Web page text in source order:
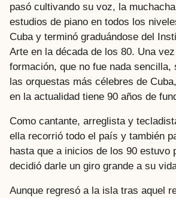
pasó cultivando su voz, la
estudios de piano en todos los
Cuba y terminó graduándose del
Arte en la década de los 80. Una
formación, que no fue nada sencilla,
las orquestas más célebres de
en la actualidad tiene 90 años de
Como cantante, arreglista y
ella recorrió todo el país y también
hasta que a inicios de los 90 estuvo
decidió darle un giro grande a su
Aunque regresó a la isla tras aquel